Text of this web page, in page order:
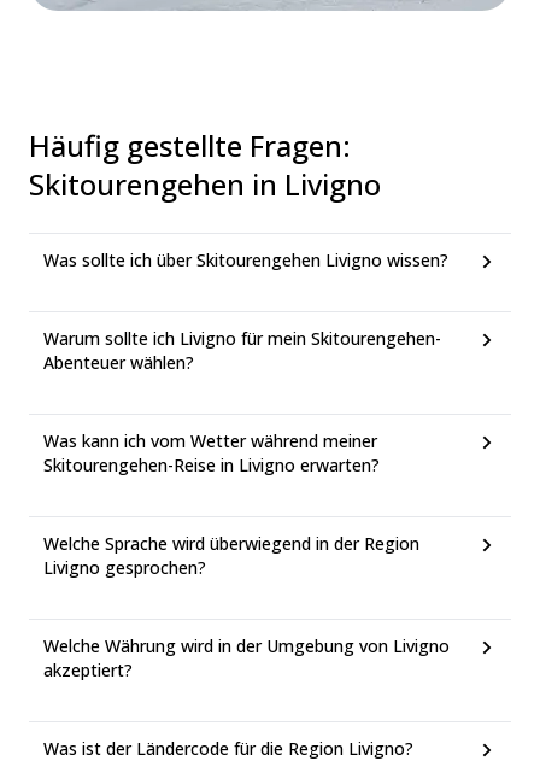
Häufig gestellte Fragen:
Skitourengehen in Livigno
Was sollte ich über Skitourengehen Livigno wissen?
Warum sollte ich Livigno für mein Skitourengehen-
Abenteuer wählen?
Was kann ich vom Wetter während meiner
Skitourengehen-Reise in Livigno erwarten?
Welche Sprache wird überwiegend in der Region
Livigno gesprochen?
Welche Währung wird in der Umgebung von Livigno
akzeptiert?
Was ist der Ländercode für die Region Livigno?